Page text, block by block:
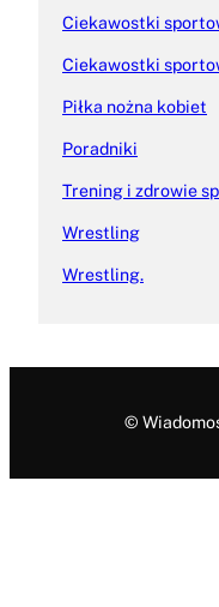
Ciekawostki
Ciekawostki
Piłka nożna kobiet
Poradniki
Trening i zdrowie
Wrestling
Wrestling.
©